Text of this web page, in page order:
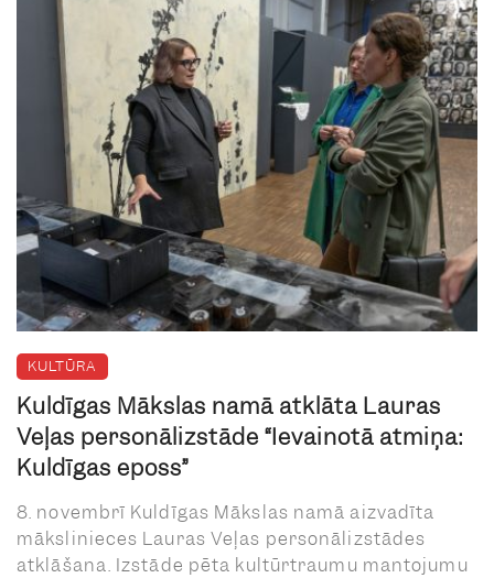
KULTŪRA
Kuldīgas Mākslas namā atklāta Lauras
Veļas personālizstāde “Ievainotā atmiņa:
Kuldīgas eposs”
8. novembrī Kuldīgas Mākslas namā aizvadīta
mākslinieces Lauras Veļas personālizstādes
atklāšana. Izstāde pēta kultūrtraumu mantojumu